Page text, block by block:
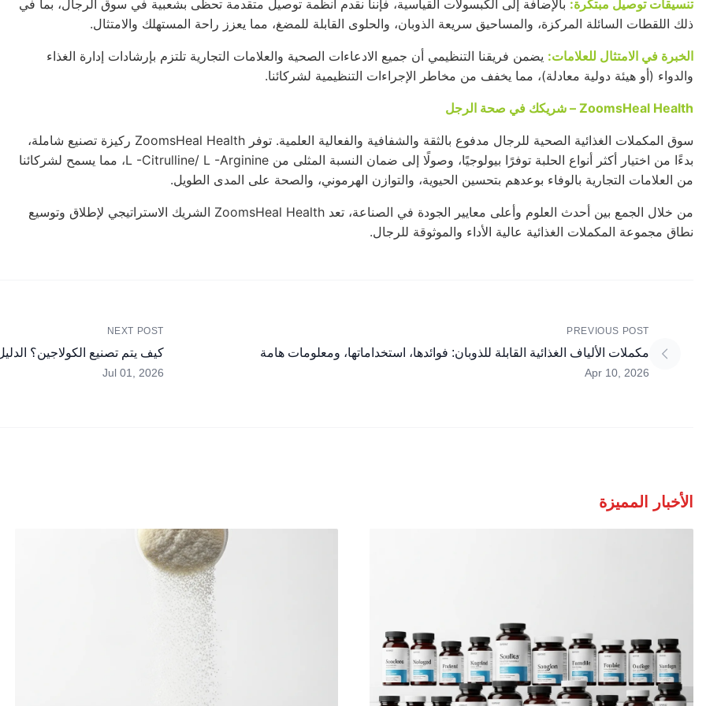
تنسيقات توصيل مبتكرة: بالإضافة إلى الكبسولات القياسية، فإننا نقدم أنظمة توصيل متقدمة تحظى بشعبية في سوق الرجال، بما في
ذلك اللقطات السائلة المركزة، والمساحيق سريعة الذوبان، والحلوى القابلة للمضغ، مما يعزز راحة المستهلك والامتثال.
الخبرة في الامتثال للعلامات: يضمن فريقنا التنظيمي أن جميع الادعاءات الصحية والعلامات التجارية تلتزم بإرشادات إدارة الغذاء
والدواء (أو هيئة دولية معادلة)، مما يخفف من مخاطر الإجراءات التنظيمية لشركائنا.
ZoomsHeal Health – شريكك في صحة الرجل
سوق المكملات الغذائية الصحية للرجال مدفوع بالثقة والشفافية والفعالية العلمية. توفر ZoomsHeal Health ركيزة تصنيع شاملة،
بدءًا من اختيار أكثر أنواع الحلبة توفرًا بيولوجيًا، وصولًا إلى ضمان النسبة المثلى من L -Citrulline/ L
-Arginine، مما يسمح لشركائنا
من العلامات التجارية بالوفاء بوعدهم بتحسين الحيوية، والتوازن الهرموني، والصحة على المدى الطويل.
من خلال الجمع بين أحدث العلوم وأعلى معايير الجودة في الصناعة، تعد ZoomsHeal Health الشريك الاستراتيجي لإطلاق وتوسيع
نطاق مجموعة المكملات الغذائية عالية الأداء والموثوقة للرجال.
PREVIOUS POST
مكملات الألياف الغذائية القابلة للذوبان: فوائدها، استخداماتها، ومعلومات هامة
Apr 10, 2026
NEXT POST
كيف يتم تصنيع الكولاجين؟
Jul 01, 2026
الأخبار المميزة